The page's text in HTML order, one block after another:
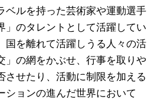
ベルを持った芸術家や運動選手
」のタレントとして活躍してい
国を離れて活躍しうる人々の活
」の網をかぶせ、行事を取りや
させたり、活動に制限を加える
ションの進んだ世界において